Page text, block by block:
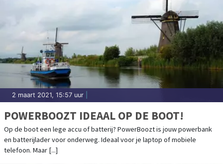
2 maart 2021, 15:57 uur
POWERBOOZT IDEAAL OP DE BOOT!
Op de boot een lege accu of batterij? PowerBoozt is jouw powerbank
en batterijlader voor onderweg. Ideaal voor je laptop of mobiele
telefoon. Maar [...]